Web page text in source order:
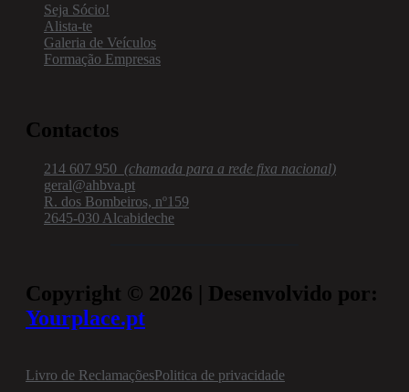
Seja Sócio!
Alista-te
Galeria de Veículos
Formação Empresas
Contactos
214 607 950 (chamada para a rede fixa nacional)
geral@ahbva.pt
R. dos Bombeiros, nº159
2645-030 Alcabideche
Copyright © 2026 | Desenvolvido por:
Yourplace.pt
Livro de ReclamaçõesPolitica de privacidade